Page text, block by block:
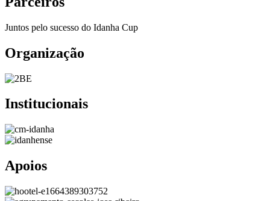
Juntos pelo sucesso do Idanha Cup
Organização
Institucionais
Apoios